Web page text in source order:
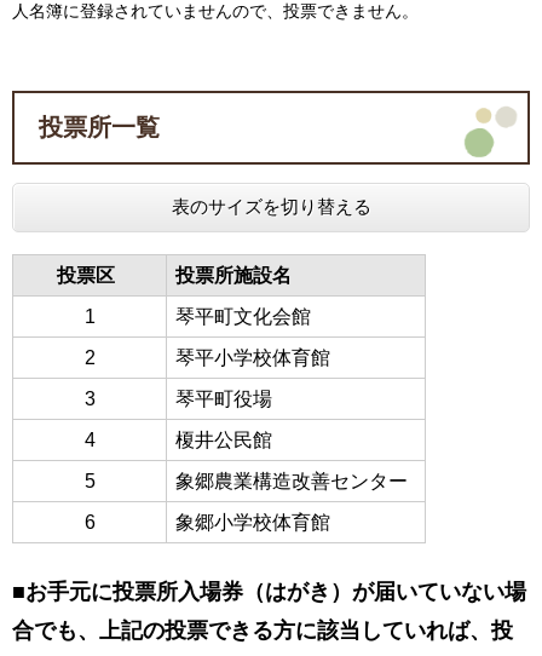
人名簿に登録されていませんので、投票できません。
投票所一覧
表のサイズを切り替える
投票区
投票所施設名
1
琴平町文化会館
2
琴平小学校体育館
3
琴平町役場
4
榎井公民館
5
象郷農業構造改善センター
6
象郷小学校体育館
■お手元に投票所入場券（はがき）が届いていない場
合でも、上記の投票できる方に該当していれば、投